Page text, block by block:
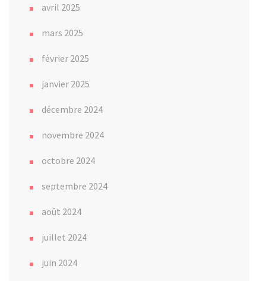
avril 2025
mars 2025
février 2025
janvier 2025
décembre 2024
novembre 2024
octobre 2024
septembre 2024
août 2024
juillet 2024
juin 2024